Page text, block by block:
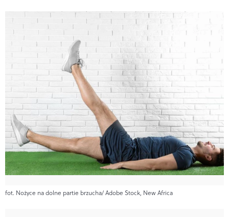
fot. Nożyce na dolne partie brzucha/ Adobe Stock, New Africa